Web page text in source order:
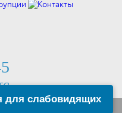
для слабовидящих